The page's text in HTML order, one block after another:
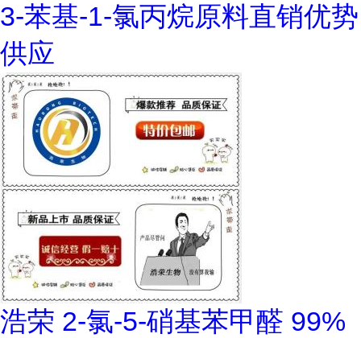
3-苯基-1-氯丙烷原料直销优势
供应
浩荣 2-氯-5-硝基苯甲醛 99%